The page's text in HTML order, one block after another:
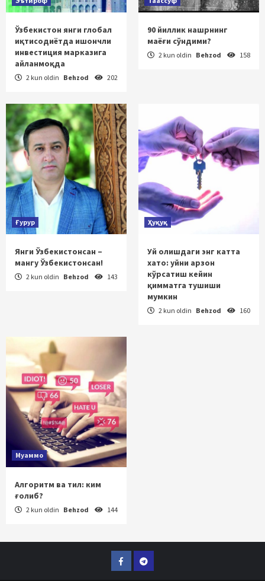
Ўзбекистон янги глобал
иқтисодиётда ишончли
инвестиция марказига
айланмоқда
2 kun oldin Behzod 202
90 йиллик нашрнинг
маёғи сўндими?
2 kun oldin Behzod 158
Ғурур
Янги Ўзбекистонсан –
мангу Ўзбекистонсан!
2 kun oldin Behzod 143
Ҳуқуқ
Уй олишдаги энг катта
хато: уйни арзон
кўрсатиш кейин
қимматга тушиши
мумкин
2 kun oldin Behzod 160
Муаммо
Алгоритм ва тил: ким
ғолиб?
2 kun oldin Behzod 144
FacebookTelegram